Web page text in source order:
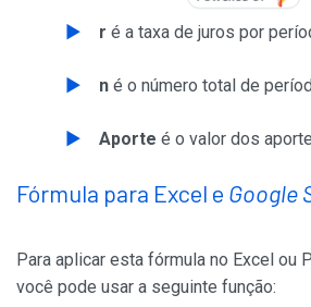
r é a taxa de juros por
n é o número total de
Aporte é o valor dos
Fórmula para Excel e Google
Para aplicar esta fórmula no Excel ou
você pode usar a seguinte função: